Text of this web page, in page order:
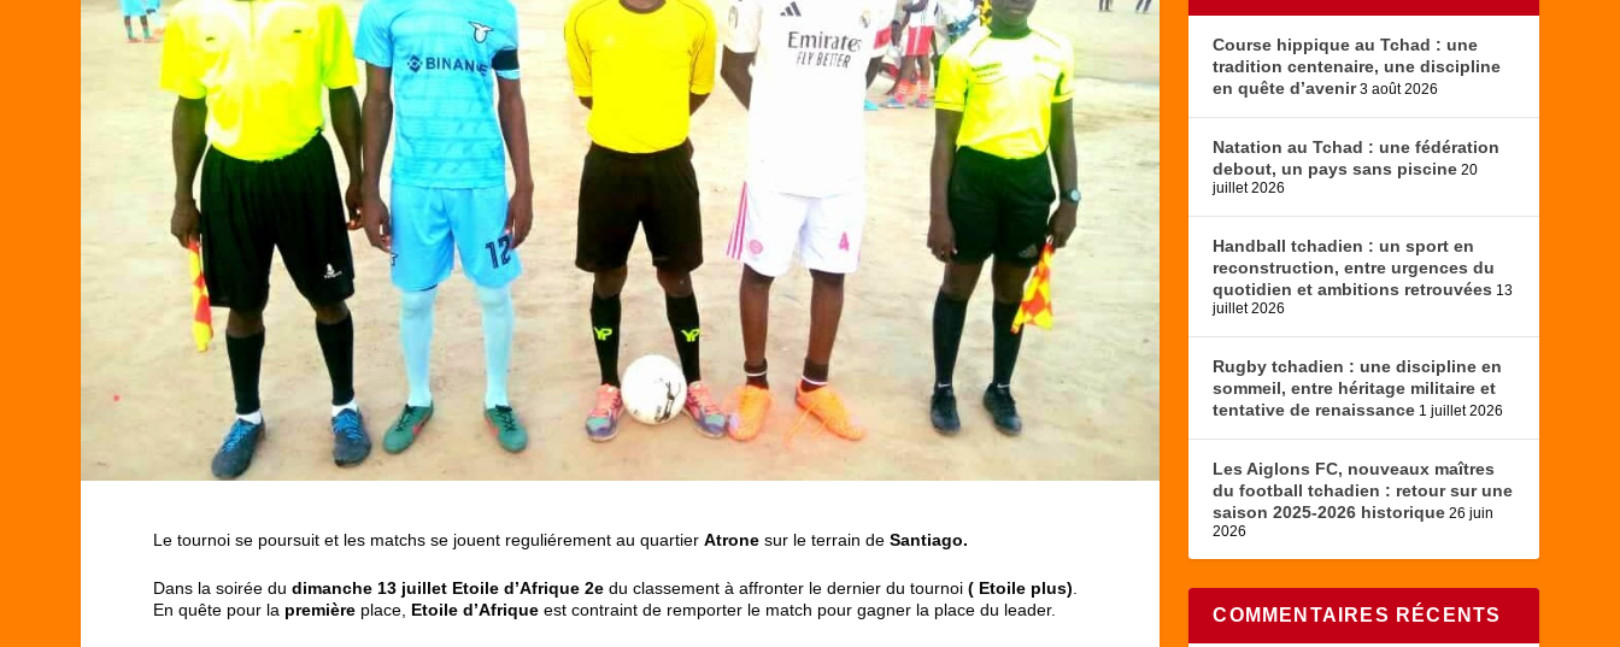
Le tournoi se poursuit et les matchs se jouent reguliérement au quartierAtrone sur le terrain deSantiago.
Dans la soirée dudimanche 13 juillet Etoile d’Afrique 2e du classement à affronter le dernier du tournoi( Etoile plus).
En quête pour la première place, Etoile d’Afriqueest contraint de remporter le match pour gagner la place du leader.
Course hippique au Tchad : une
tradition centenaire, une discipline
en quête d’avenir 3 août 2026
Natation au Tchad : une fédération
debout, un pays sans piscine 20
juillet 2026
Handball tchadien : un sport en
reconstruction, entre urgences du
quotidien et ambitions retrouvées 13
juillet 2026
Rugby tchadien : une discipline en
sommeil, entre héritage militaire et
tentative de renaissance 1 juillet 2026
Les Aiglons FC, nouveaux maîtres
du football tchadien : retour sur une
saison 2025-2026 historique 26 juin
2026
COMMENTAIRES RÉCENTS